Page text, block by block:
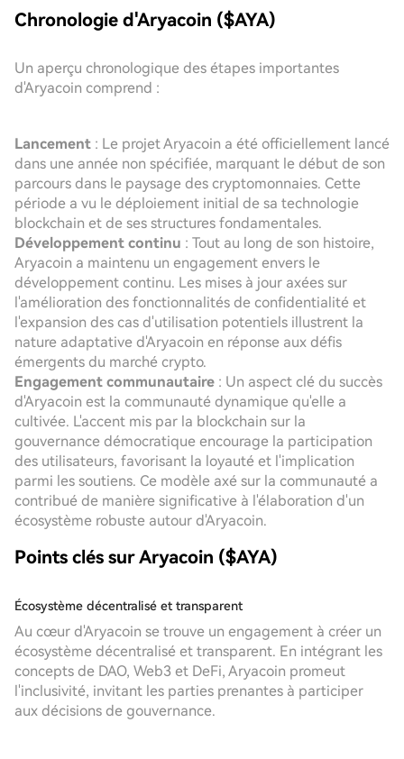
Chronologie d'Aryacoin ($AYA)
Un aperçu chronologique des étapes importantes
d'Aryacoin comprend :
Lancement : Le projet Aryacoin a été officiellement lancé
dans une année non spécifiée, marquant le début de son
parcours dans le paysage des cryptomonnaies. Cette
période a vu le déploiement initial de sa technologie
blockchain et de ses structures fondamentales.
Développement continu : Tout au long de son histoire,
Aryacoin a maintenu un engagement envers le
développement continu. Les mises à jour axées sur
l'amélioration des fonctionnalités de confidentialité et
l'expansion des cas d'utilisation potentiels illustrent la
nature adaptative d'Aryacoin en réponse aux défis
émergents du marché crypto.
Engagement communautaire : Un aspect clé du succès
d'Aryacoin est la communauté dynamique qu'elle a
cultivée. L'accent mis par la blockchain sur la
gouvernance démocratique encourage la participation
des utilisateurs, favorisant la loyauté et l'implication
parmi les soutiens. Ce modèle axé sur la communauté a
contribué de manière significative à l'élaboration d'un
écosystème robuste autour d'Aryacoin.
Points clés sur Aryacoin ($AYA)
Écosystème décentralisé et transparent
Au cœur d'Aryacoin se trouve un engagement à créer un
écosystème décentralisé et transparent. En intégrant les
concepts de DAO, Web3 et DeFi, Aryacoin promeut
l'inclusivité, invitant les parties prenantes à participer
aux décisions de gouvernance.